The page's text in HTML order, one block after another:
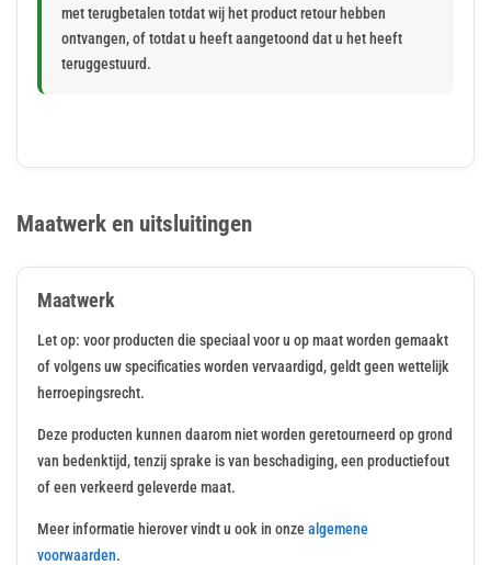
met terugbetalen totdat wij het product retour hebben
ontvangen, of totdat u heeft aangetoond dat u het heeft
teruggestuurd.
Maatwerk en uitsluitingen
Maatwerk
Let op: voor producten die speciaal voor u op maat worden gemaakt
of volgens uw specificaties worden vervaardigd, geldt geen wettelijk
herroepingsrecht.
Deze producten kunnen daarom niet worden geretourneerd op grond
van bedenktijd, tenzij sprake is van beschadiging, een productiefout
of een verkeerd geleverde maat.
Meer informatie hierover vindt u ook in onzealgemene
voorwaarden.